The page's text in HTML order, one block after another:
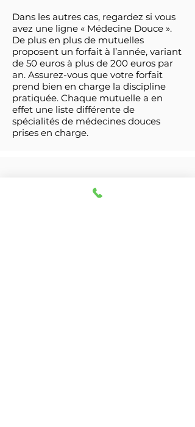
Dans les autres cas, regardez si vous
avez une ligne « Médecine Douce ».
De plus en plus de mutuelles
proposent un forfait à l’année, variant
de 50 euros à plus de 200 euros par
an. Assurez-vous que votre forfait
prend bien en charge la discipline
pratiquée. Chaque mutuelle a en
effet une liste différente de
spécialités de médecines douces
prises en charge.